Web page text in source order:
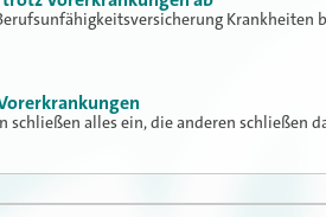
Krankheiten
schließen alles ein, die anderen schließen